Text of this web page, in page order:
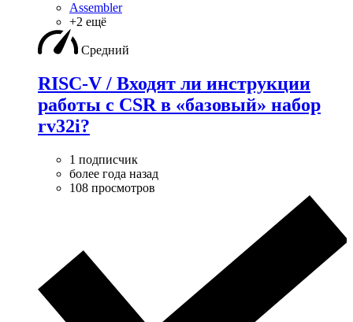
Assembler
+2 ещё
Средний
RISC-V / Входят ли инструкции
работы с CSR в «базовый» набор
rv32i?
1 подписчик
более года назад
108 просмотров